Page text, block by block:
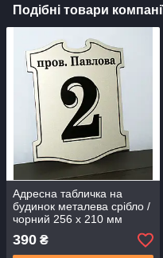
Подібні товари
Адресна табличка на
будинок металева срібло /
чорний 256 х 210 мм
390 ₴